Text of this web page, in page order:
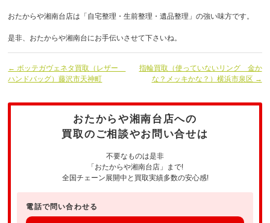
おたからや湘南台店は「自宅整理・生前整理・遺品整理」の強い味方です。
是非、おたからや湘南台にお手伝いさせて下さいね。
← ボッテガヴェネタ買取（レザー
ハンドバッグ）藤沢市天神町
指輪買取（使っていないリング 金か
な？メッキかな？）横浜市泉区 →
おたからや湘南台店への
買取のご相談やお問い合せは
不要なものは是非
「おたからや湘南台店」まで!
全国チェーン展開中と買取実績多数の安心感!
電話で問い合わせる